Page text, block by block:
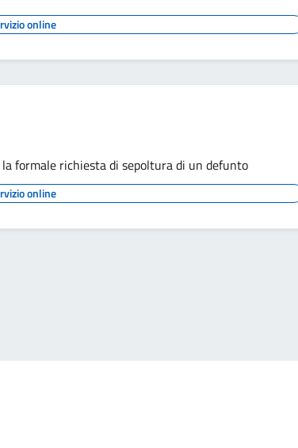
online
la formale richiesta di sepoltura di un defunto
online